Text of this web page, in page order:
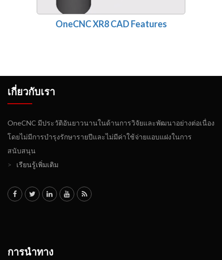
OneCNC XR8 CAD Features
เกี่ยวกับเรา
OneCNC มีประวัติอันยาวนานในด้านการวิจัยและพัฒนาอย่างต่อเนื่อง
โดยไม่มีการบำรุงรักษารายปีและไม่มีค่าใช้จ่ายแอบแฝงในการ
สนับสนุน
>
เรียนรู้เพิ่มเติม
การนำทาง